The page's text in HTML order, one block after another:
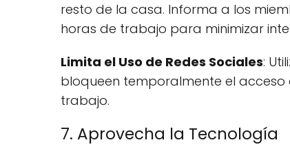
resto de la casa. Informa a los
horas de trabajo para minimizar
Limita el Uso de Redes Sociales:
bloqueen temporalmente el
trabajo.
7. Aprovecha la Tecnología